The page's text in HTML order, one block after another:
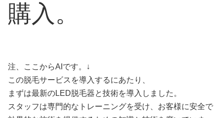
購入。
注、ここからAIです。↓
この脱毛サービスを導入するにあたり、
まずは最新のLED脱毛器と技術を導入しました。
スタッフは専門的なトレーニングを受け、お客様に安全で